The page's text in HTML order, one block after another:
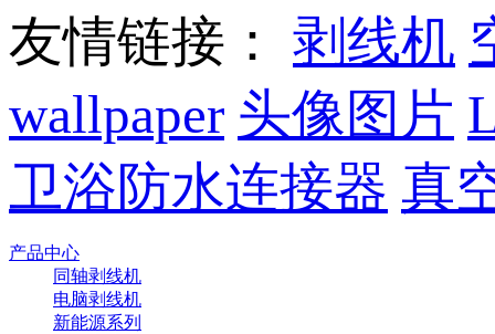
友情链接： 剥线机
wallpaper 头像图片
卫浴防水连接器 真
产品中心
同轴剥线机
电脑剥线机
新能源系列